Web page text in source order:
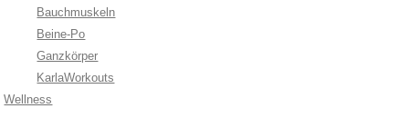
Bauchmuskeln
Beine-Po
Ganzkörper
KarlaWorkouts
Wellness